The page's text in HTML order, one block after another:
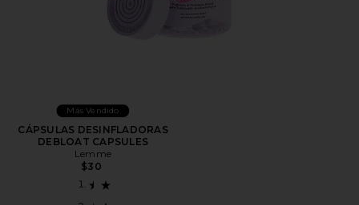
Más Vendido
CÁPSULAS DESINFLADORAS
DEBLOAT CAPSULES
Lemme
$30